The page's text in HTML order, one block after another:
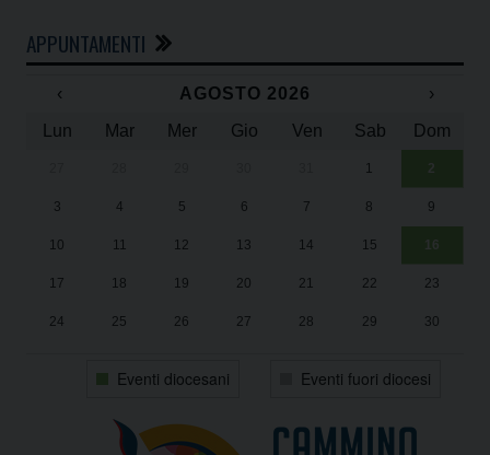
APPUNTAMENTI
‹ AGOSTO 2026
›
Lun
Mar Mer Gio Ven Sab Dom
1 2
3 4 5 6 7 8 9
10 11 12 13 14 15 16
17 18 19 20 21 22 23
24 25 26 27 28 29 30
Eventi diocesani Eventi fuori diocesi